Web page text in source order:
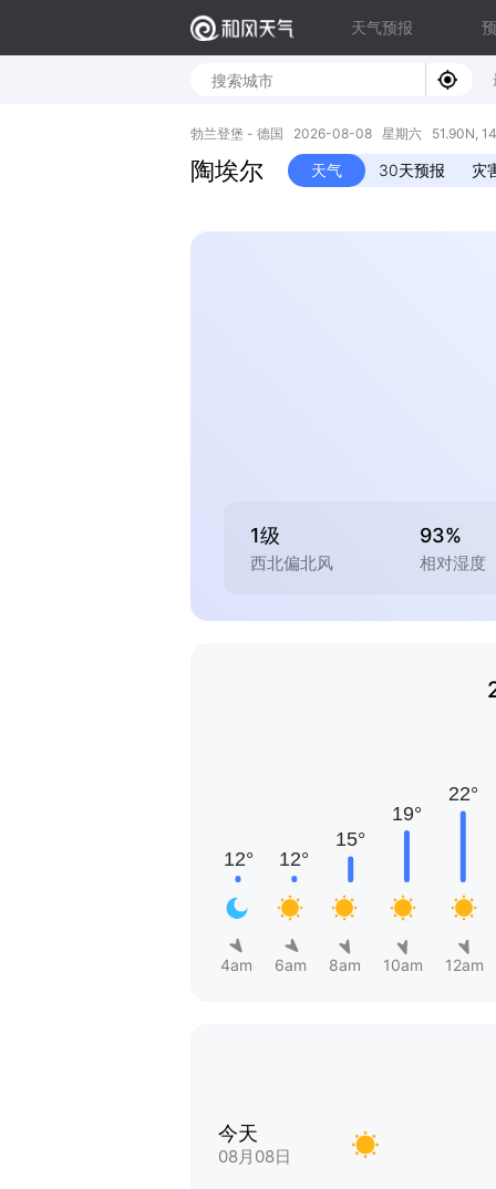
天气预报
勃兰登堡 - 德国 2026-08-08 星期六 51.90N,
陶埃尔 天气 30天预报 灾
1级
西北偏北风
93%
相对湿度
4am 6am 8am 10am 12am
今天
08月08日